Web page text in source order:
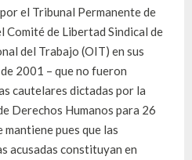
el Tribunal Permanente de
Comité de Libertad Sindical de
del Trabajo (OIT) en sus
2001 – que no fueron
cautelares dictadas por la
Derechos Humanos para 26
pues que las
acusadas constituyan en